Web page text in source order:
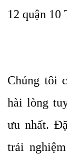
12 quận 10
Chúng tôi
hài lòng
ưu nhất.
trải